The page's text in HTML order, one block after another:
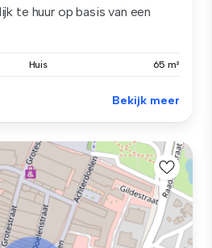
te huur op basis van een
Huis 65 m²
Bekijk meer